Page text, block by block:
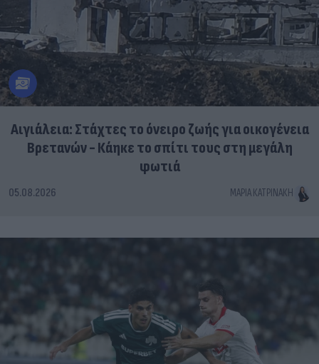
Αιγιάλεια: Στάχτες το όνειρο ζωής για οικογένεια
Βρετανών - Κάηκε το σπίτι τους στη μεγάλη
φωτιά
05.08.2026 ΜΑΡΊΑ ΚΑΤΡΙΝΆΚΗ